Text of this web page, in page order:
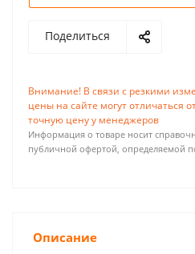
Поделиться
Внимание! В связи с резкими
цены на сайте могут отличаться
точную цену у менеджеров
Информация о товаре носит
публичной офертой, определяемой
Описание